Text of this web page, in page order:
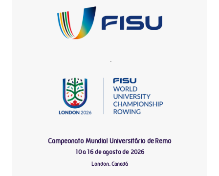
-
Campeonato Mundial Universitário de Remo
10 a 16 de agosto de 2026
London, Canadá